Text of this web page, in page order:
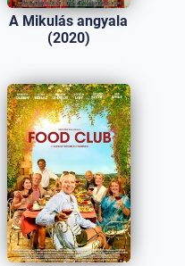
A Mikulás angyala
(2020)